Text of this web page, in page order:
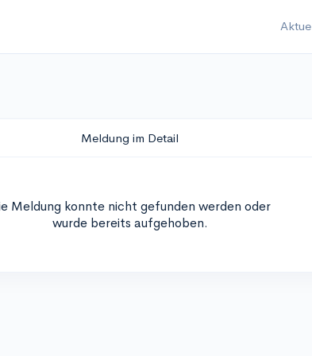
Meldung im Detail
Meldung konnte nicht gefunden werden oder
wurde bereits aufgehoben.